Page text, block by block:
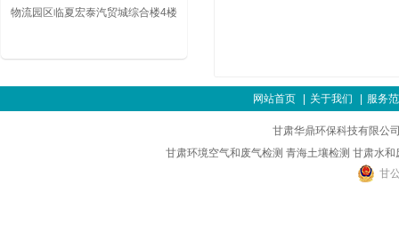
物流园区临夏宏泰汽贸城综合楼4楼
网站首页 关于我们 服务
甘肃华鼎环保科技有限
甘肃环境空气和废气检测 青海土壤检测 甘肃水和
甘